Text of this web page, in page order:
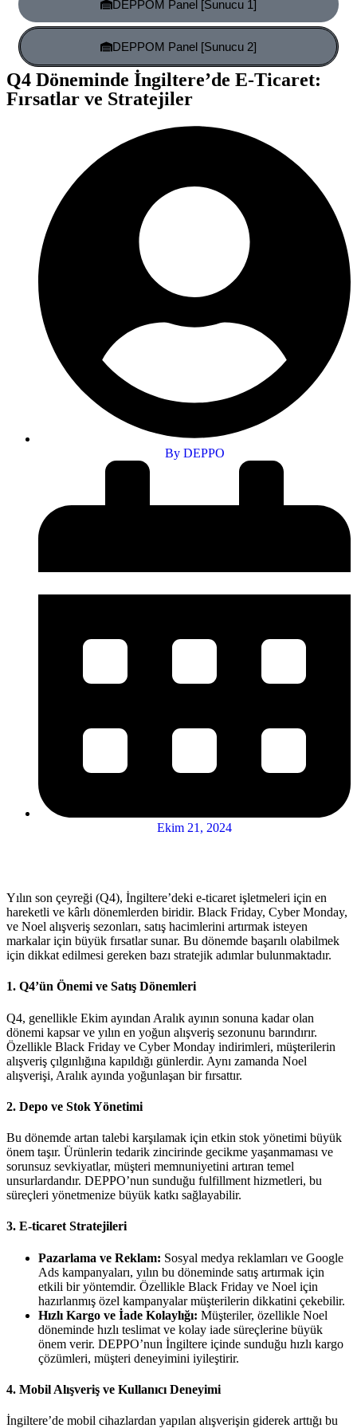
DEPPOM Panel [Sunucu 1]
DEPPOM Panel [Sunucu 2]
Q4 Döneminde İngiltere’de E-Ticaret:
Fırsatlar ve Stratejiler
ByDEPPO
Ekim 21, 2024
Yılın son çeyreği (Q4), İngiltere’deki e-ticaret işletmeleri için en
hareketli ve kârlı dönemlerden biridir. Black Friday, Cyber Monday,
ve Noel alışveriş sezonları, satış hacimlerini artırmak isteyen
markalar için büyük fırsatlar sunar. Bu dönemde başarılı olabilmek
için dikkat edilmesi gereken bazı stratejik adımlar bulunmaktadır.
1. Q4’ün Önemi ve Satış Dönemleri
Q4, genellikle Ekim ayından Aralık ayının sonuna kadar olan
dönemi kapsar ve yılın en yoğun alışveriş sezonunu barındırır.
Özellikle Black Friday ve Cyber Monday indirimleri, müşterilerin
alışveriş çılgınlığına kapıldığı günlerdir. Aynı zamanda Noel
alışverişi, Aralık ayında yoğunlaşan bir fırsattır.
2. Depo ve Stok Yönetimi
Bu dönemde artan talebi karşılamak için etkin stok yönetimi büyük
önem taşır. Ürünlerin tedarik zincirinde gecikme yaşanmaması ve
sorunsuz sevkiyatlar, müşteri memnuniyetini artıran temel
unsurlardandır. DEPPO’nun sunduğu fulfillment hizmetleri, bu
süreçleri yönetmenize büyük katkı sağlayabilir.
3. E-ticaret Stratejileri
Pazarlama ve Reklam: Sosyal medya reklamları ve Google
Ads kampanyaları, yılın bu döneminde satış artırmak için
etkili bir yöntemdir. Özellikle Black Friday ve Noel için
hazırlanmış özel kampanyalar müşterilerin dikkatini çekebilir.
Hızlı Kargo ve İade Kolaylığı: Müşteriler, özellikle Noel
döneminde hızlı teslimat ve kolay iade süreçlerine büyük
önem verir. DEPPO’nun İngiltere içinde sunduğu hızlı kargo
çözümleri, müşteri deneyimini iyileştirir.
4. Mobil Alışveriş ve Kullanıcı Deneyimi
İngiltere’de mobil cihazlardan yapılan alışverişin giderek arttığı bu